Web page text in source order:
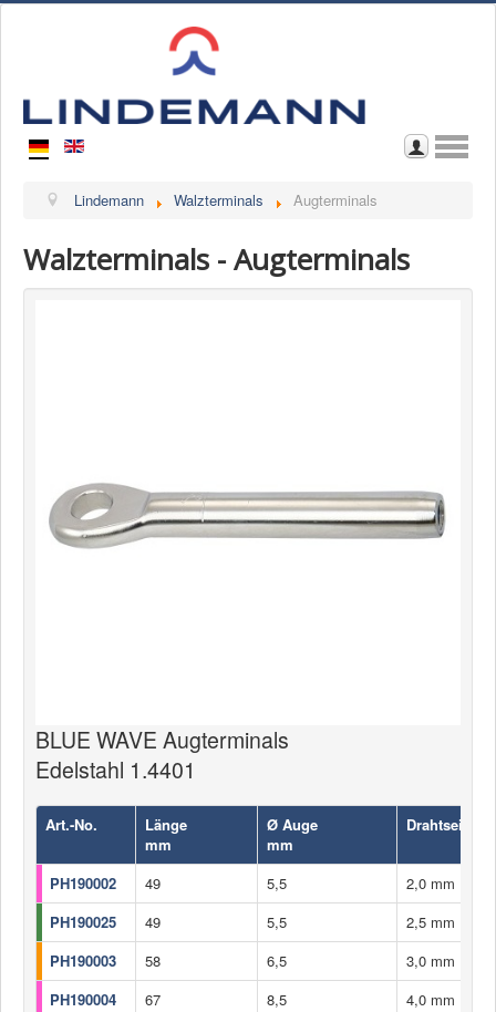
Home
Lindemann Walzterminals Augterminals
Walzterminals - Augterminals
BLUE WAVE Augterminals
Edelstahl 1.4401
Art.-No.
Länge
mm
Ø Auge
mm
Drahtseil-Ø
PH190002 49 5,5
2,0 mm
PH190025
49 5,5
2,5 mm
PH190003
58 6,5
3,0 mm
PH190004
67 8,5
4,0 mm